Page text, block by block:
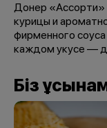
Донер «Ассорти»
курицы и
фирменного
каждом укусе —
Біз